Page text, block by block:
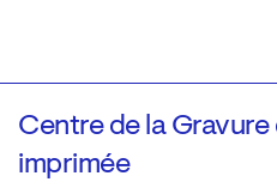
Centre de la Gravure
imprimée